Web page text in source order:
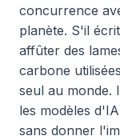
concurrence
planète. S'il
affûter des
carbone
seul au monde.
les modèles
sans donner